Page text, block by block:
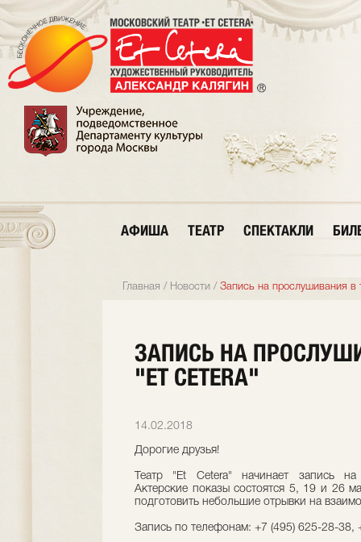
АФИША ТЕАТР СПЕКТАКЛИ
Главная / Новости / Запись на прослушивания в
ЗАПИСЬ НА
"ET CETERA"
14.02.2018
Дорогие друзья!
Театр "Et Cetera" начинает запись
Актерские показы состоятся 5, 19 и 26
подготовить небольшие отрывки на
Запись по телефонам: +7 (495) 625-28-38,